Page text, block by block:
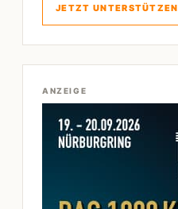
JETZT UNTERSTÜTZEN
ANZEIGE